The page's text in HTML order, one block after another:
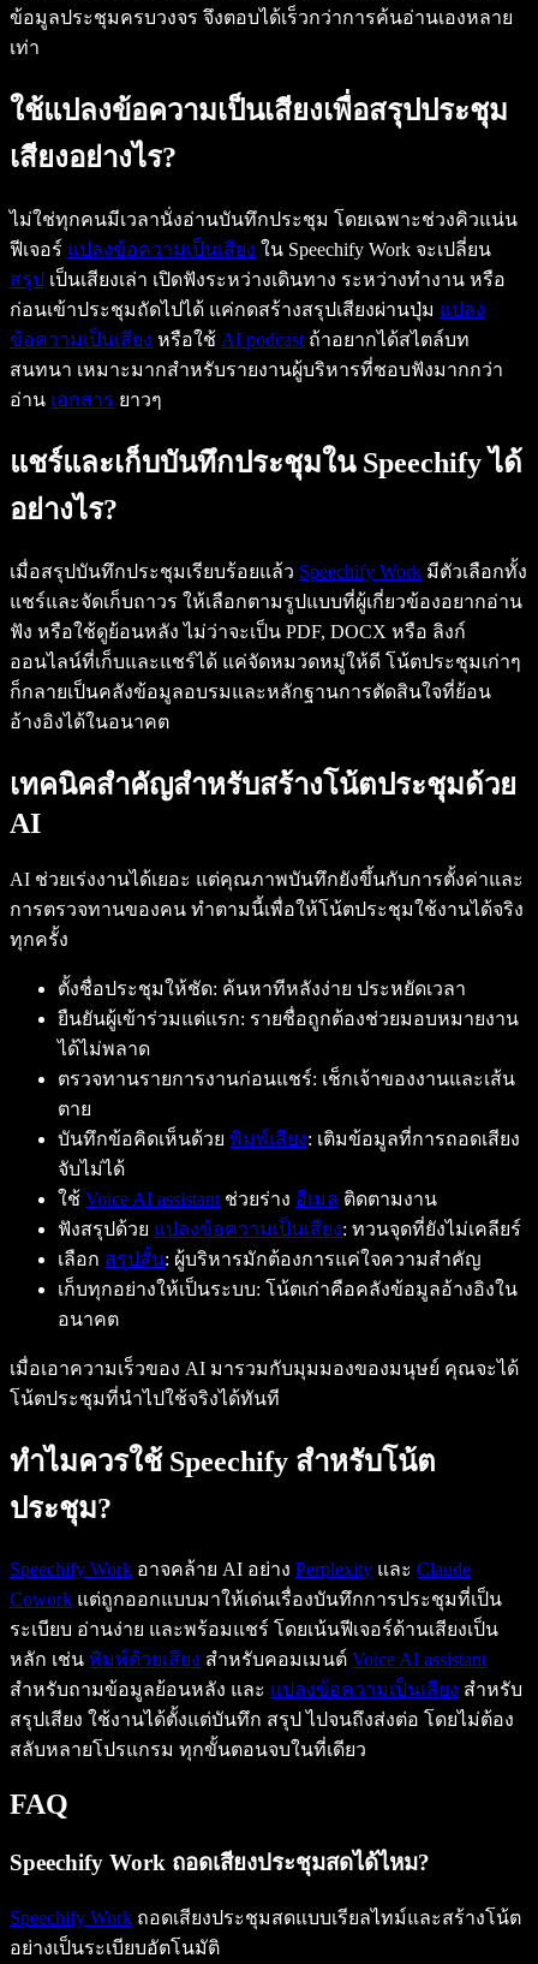
ข้อมูลประชุมครบวงจร จึงตอบได้เร็วกว่าการค้นอ่านเองหลาย
เท่า
ใช้แปลงข้อความเป็นเสียงเพื่อสรุปประชุม
เสียงอย่างไร?
ไม่ใช่ทุกคนมีเวลานั่งอ่านบันทึกประชุม โดยเฉพาะช่วงคิวแน่น
ฟีเจอร์ แปลงข้อความเป็นเสียง ใน Speechify Work จะเปลี่ยน
สรุป เป็นเสียงเล่า เปิดฟังระหว่างเดินทาง ระหว่างทำงาน หรือ
ก่อนเข้าประชุมถัดไปได้ แค่กดสร้างสรุปเสียงผ่านปุ่ม แปลง
ข้อความเป็นเสียง หรือใช้ AI podcast ถ้าอยากได้สไตล์บท
สนทนา เหมาะมากสำหรับรายงานผู้บริหารที่ชอบฟังมากกว่า
อ่าน เอกสาร ยาวๆ
แชร์และเก็บบันทึกประชุมใน Speechify ได้
อย่างไร?
เมื่อสรุปบันทึกประชุมเรียบร้อยแล้ว Speechify Work มีตัวเลือกทั้ง
แชร์และจัดเก็บถาวร ให้เลือกตามรูปแบบที่ผู้เกี่ยวข้องอยากอ่าน
ฟัง หรือใช้ดูย้อนหลัง ไม่ว่าจะเป็น PDF, DOCX หรือ ลิงก์
ออนไลน์ที่เก็บและแชร์ได้ แค่จัดหมวดหมู่ให้ดี โน้ตประชุมเก่าๆ
ก็กลายเป็นคลังข้อมูลอบรมและหลักฐานการตัดสินใจที่ย้อน
อ้างอิงได้ในอนาคต
เทคนิคสำคัญสำหรับสร้างโน้ตประชุมด้วย
AI
AI ช่วยเร่งงานได้เยอะ แต่คุณภาพบันทึกยังขึ้นกับการตั้งค่าและ
การตรวจทานของคน ทำตามนี้เพื่อให้โน้ตประชุมใช้งานได้จริง
ทุกครั้ง
ตั้งชื่อประชุมให้ชัด: ค้นหาทีหลังง่าย ประหยัดเวลา
ยืนยันผู้เข้าร่วมแต่แรก: รายชื่อถูกต้องช่วยมอบหมายงาน
ได้ไม่พลาด
ตรวจทานรายการงานก่อนแชร์: เช็กเจ้าของงานและเส้น
ตาย
บันทึกข้อคิดเห็นด้วย พิมพ์เสียง: เติมข้อมูลที่การถอดเสียง
จับไม่ได้
ใช้ Voice AI assistant ช่วยร่าง อีเมล ติดตามงาน
ฟังสรุปด้วย แปลงข้อความเป็นเสียง: ทวนจุดที่ยังไม่เคลียร์
เลือก สรุปสั้น: ผู้บริหารมักต้องการแค่ใจความสำคัญ
เก็บทุกอย่างให้เป็นระบบ: โน้ตเก่าคือคลังข้อมูลอ้างอิงใน
อนาคต
เมื่อเอาความเร็วของ AI มารวมกับมุมมองของมนุษย์ คุณจะได้
โน้ตประชุมที่นำไปใช้จริงได้ทันที
ทำไมควรใช้ Speechify สำหรับโน้ต
ประชุม?
Speechify Work อาจคล้าย AI อย่าง Perplexity และ Claude
Cowork แต่ถูกออกแบบมาให้เด่นเรื่องบันทึกการประชุมที่เป็น
ระเบียบ อ่านง่าย และพร้อมแชร์ โดยเน้นฟีเจอร์ด้านเสียงเป็น
หลัก เช่น พิมพ์ด้วยเสียง สำหรับคอมเมนต์ Voice AI assistant
สำหรับถามข้อมูลย้อนหลัง และ แปลงข้อความเป็นเสียง สำหรับ
สรุปเสียง ใช้งานได้ตั้งแต่บันทึก สรุป ไปจนถึงส่งต่อ โดยไม่ต้อง
สลับหลายโปรแกรม ทุกขั้นตอนจบในที่เดียว
FAQ
Speechify Work ถอดเสียงประชุมสดได้ไหม?
Speechify Work ถอดเสียงประชุมสดแบบเรียลไทม์และสร้างโน้ต
อย่างเป็นระเบียบอัตโนมัติ